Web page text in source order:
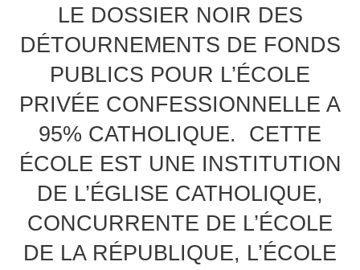
LE DOSSIER NOIR DES
DÉTOURNEMENTS DE FONDS
PUBLICS POUR L’ÉCOLE
PRIVÉE CONFESSIONNELLE A
95% CATHOLIQUE. CETTE
ÉCOLE EST UNE INSTITUTION
DE L’ÉGLISE CATHOLIQUE,
CONCURRENTE DE L’ÉCOLE
DE LA RÉPUBLIQUE, L’ÉCOLE